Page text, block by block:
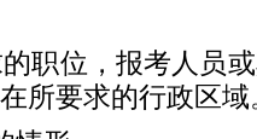
的职位，报考人员
所要求的行政区域